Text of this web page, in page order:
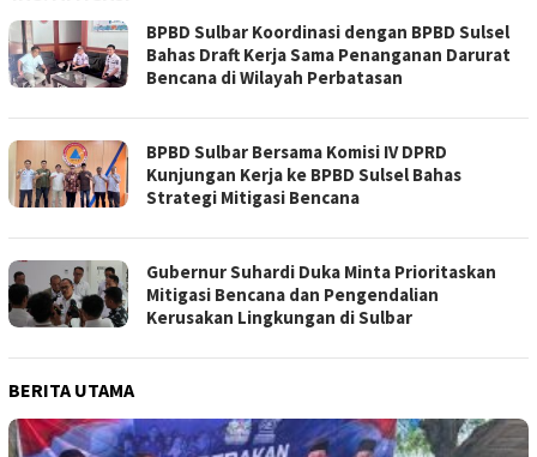
BPBD Sulbar Koordinasi dengan BPBD Sulsel
Bahas Draft Kerja Sama Penanganan Darurat
Bencana di Wilayah Perbatasan
BPBD Sulbar Bersama Komisi IV DPRD
Kunjungan Kerja ke BPBD Sulsel Bahas
Strategi Mitigasi Bencana
Gubernur Suhardi Duka Minta Prioritaskan
Mitigasi Bencana dan Pengendalian
Kerusakan Lingkungan di Sulbar
BERITA UTAMA